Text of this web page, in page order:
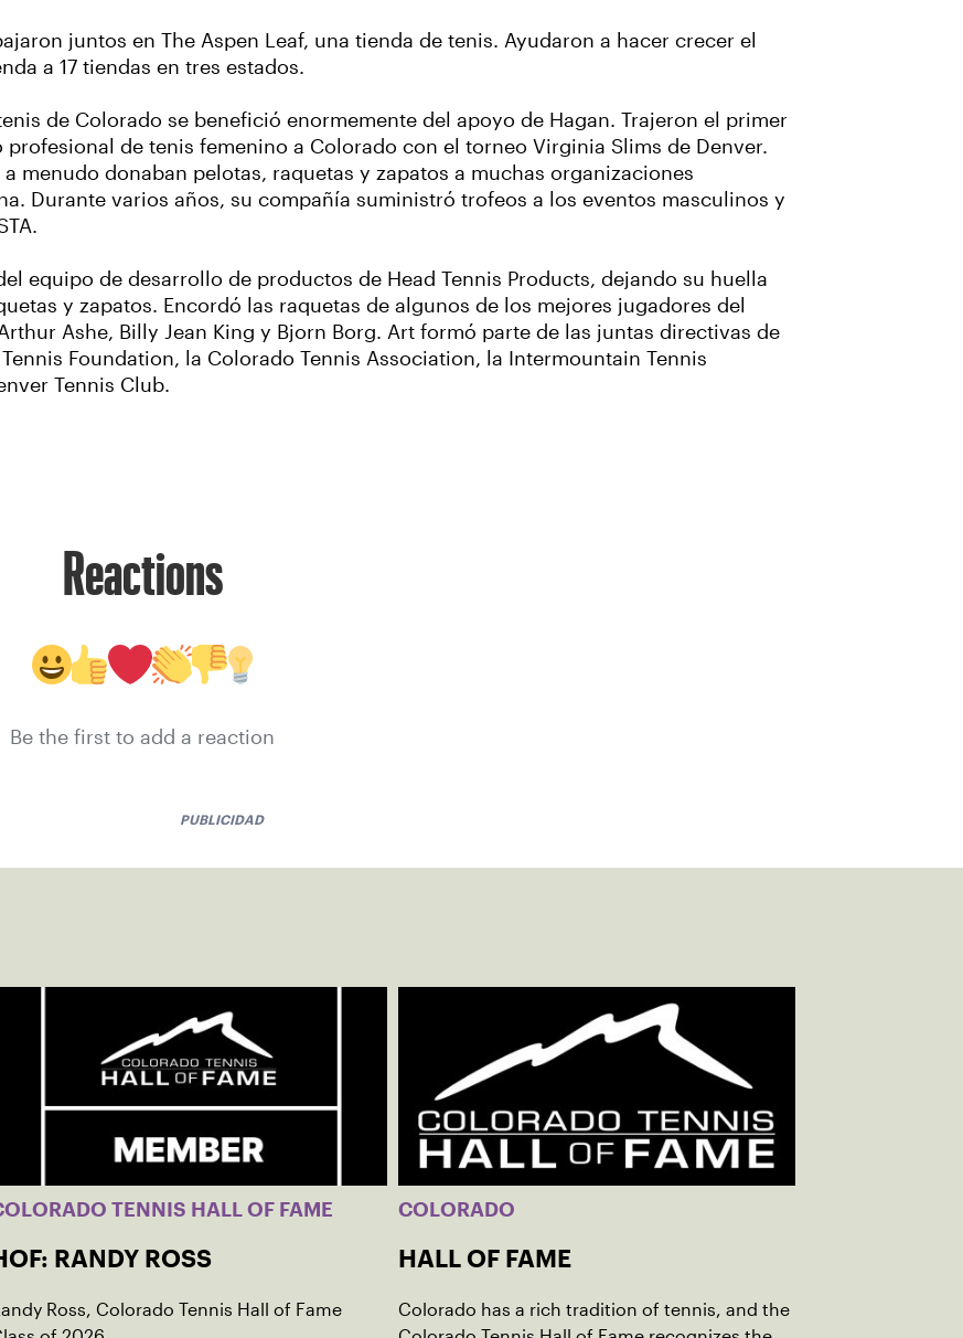
juntos en The Aspen Leaf, una tienda de tenis. Ayudaron a hacer crecer el
a 17 tiendas en tres estados.
de Colorado se benefició enormemente del apoyo de Hagan. Trajeron el primer
de tenis femenino a Colorado con el torneo Virginia Slims de Denver.
a menudo donaban pelotas, raquetas y zapatos a muchas organizaciones
Durante varios años, su compañía suministró trofeos a los eventos masculinos y
equipo de desarrollo de productos de Head Tennis Products, dejando su huella
y zapatos. Encordó las raquetas de algunos de los mejores jugadores del
Ashe, Billy Jean King y Bjorn Borg. Art formó parte de las juntas directivas de
Foundation, la Colorado Tennis Association, la Intermountain Tennis
Tennis Club.
Reactions
Be the first to add a reaction
PUBLICIDAD
TENNIS HALL OF FAME
RANDY ROSS
Ross, Colorado Tennis Hall of Fame
COLORADO
HALL OF FAME
Colorado has a rich tradition of tennis, and the